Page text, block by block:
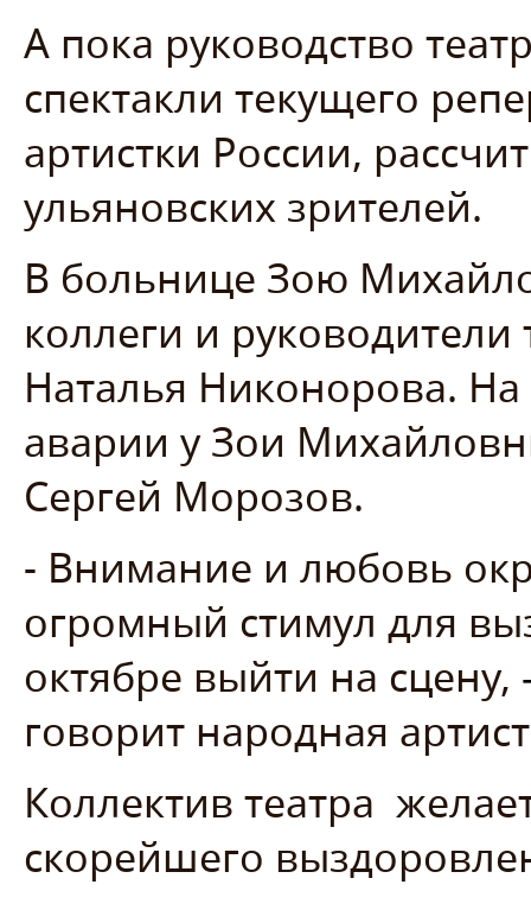
А пока руководство
спектакли текущего
артистки России,
ульяновских зрителей.
В больнице Зою
коллеги и руководители
Наталья Никонорова.
аварии у Зои
Сергей Морозов.
- Внимание и любовь
огромный стимул для
октябре выйти на сцену,
говорит народная
Коллектив театра
скорейшего